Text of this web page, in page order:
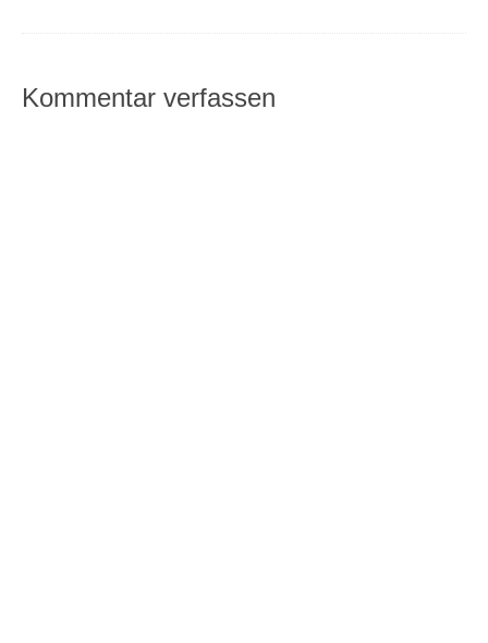
E WIESBADEN
Kommentar verfassen